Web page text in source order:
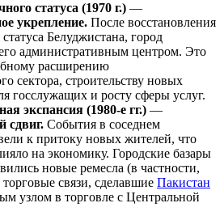
статуса (1970 г.) —
укрепление. После восстановления
Белуджистана, город
административным центром. Это
расширению
сектора, строительству новых
госслужащих и росту сферы услуг.
экспансия (1980-е гг.) —
сдвиг. События в соседнем
к притоку новых жителей, что
на экономику. Городские базары
новые ремесла (в частности,
торговые связи, сделавшие Пакистан
узлом в торговле с Центральной